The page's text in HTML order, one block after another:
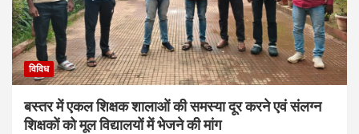
विविध
बस्तर में एकल शिक्षक शालाओं की समस्या दूर करने एवं संलग्न
शिक्षकों को मूल विद्यालयों में भेजने की मांग